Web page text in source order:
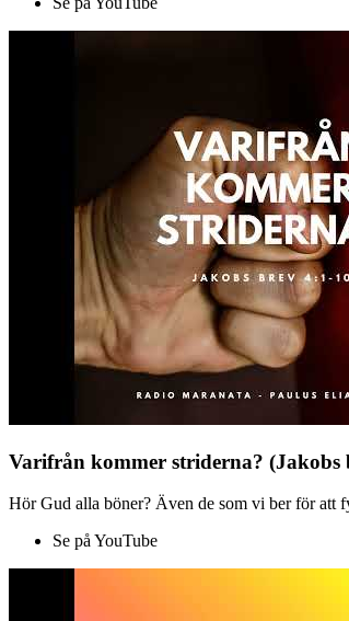
Varifrån kommer striderna? (Jakobs
Hör Gud alla böner? Även de som vi ber för att
Se på YouTube